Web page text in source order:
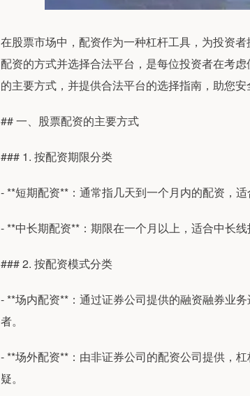
在股票市场中，配资作为一种杠杆工具，为投资
配资的方式并选择合法平台，是每位投资者在考
的主要方式，并提供合法平台的选择指南，助您安
## 一、股票配资的主要方式
### 1. 按配资期限分类
- **短期配资**：通常指几天到一个月内的配资，
- **中长期配资**：期限在一个月以上，适合中长
### 2. 按配资模式分类
- **场内配资**：通过证券公司提供的融资融券业
者。
- **场外配资**：由非证券公司的配资公司提供，
疑。